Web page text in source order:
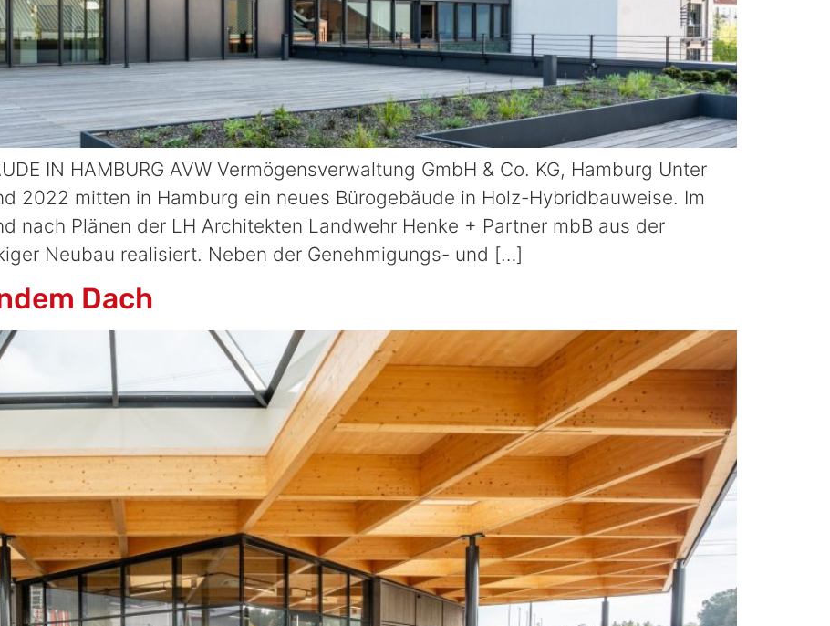
IN HAMBURG AVW Vermögensverwaltung GmbH & Co. KG, Hamburg Unter
2022 mitten in Hamburg ein neues Bürogebäude in Holz-Hybridbauweise. Im
nach Plänen der LH Architekten Landwehr Henke + Partner mbB aus der
Neubau realisiert. Neben der Genehmigungs- und […]
Dach